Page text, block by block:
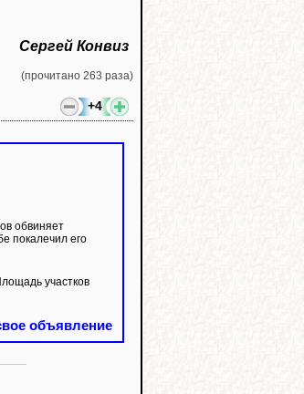
Сергей Конвиз
(прочитано 263 раза)
+4
покалечил его
участков
объявление